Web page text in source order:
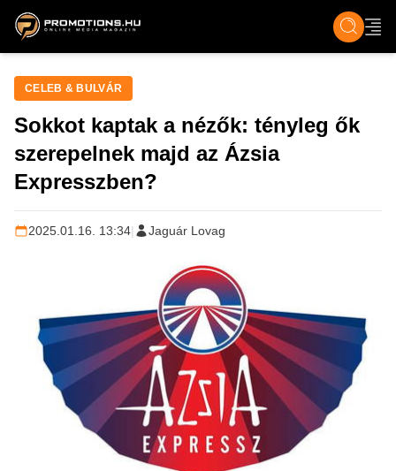
ZENE, FILM & KULT ÉLET TECH &
CELEB & BULVÁR
Sokkot kaptak a nézők: tényleg ők
szerepelnek majd az Ázsia
Expresszben?
2025.01.16. 13:34| Jaguár Lovag